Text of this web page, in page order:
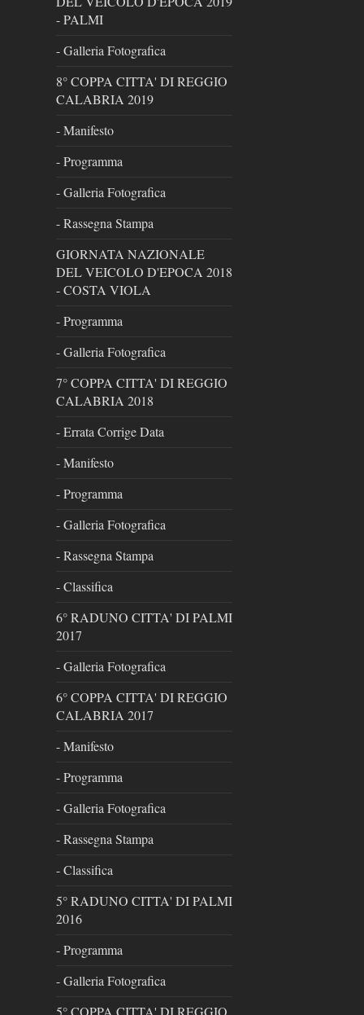
- PALMI
- Galleria Fotografica
8° COPPA CITTA' DI REGGIO
CALABRIA 2019
- Manifesto
- Programma
- Galleria Fotografica
- Rassegna Stampa
GIORNATA NAZIONALE
DEL VEICOLO D'EPOCA 2018
- COSTA VIOLA
- Programma
- Galleria Fotografica
7° COPPA CITTA' DI REGGIO
CALABRIA 2018
- Errata Corrige Data
- Manifesto
- Programma
- Galleria Fotografica
- Rassegna Stampa
- Classifica
6° RADUNO CITTA' DI PALMI
2017
- Galleria Fotografica
6° COPPA CITTA' DI REGGIO
CALABRIA 2017
- Manifesto
- Programma
- Galleria Fotografica
- Rassegna Stampa
- Classifica
5° RADUNO CITTA' DI PALMI
2016
- Programma
- Galleria Fotografica
5° COPPA CITTA' DI REGGIO